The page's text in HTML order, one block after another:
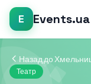
E Events.ua
Назад до
Театр